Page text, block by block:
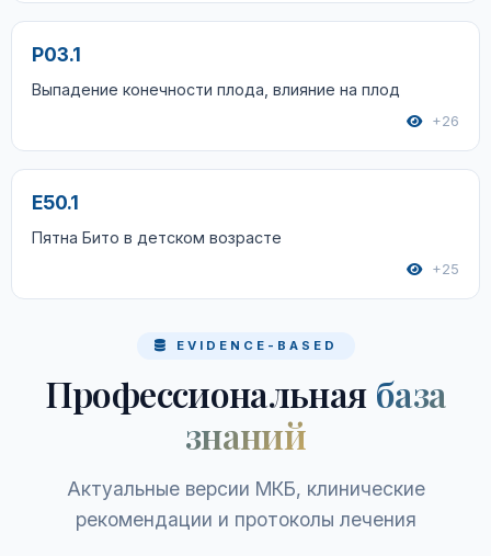
P03.1
Выпадение конечности плода, влияние на плод
+26
E50.1
Пятна Бито в детском возрасте
+25
EVIDENCE-BASED
Профессиональная база
знаний
Актуальные версии МКБ, клинические
рекомендации и протоколы лечения